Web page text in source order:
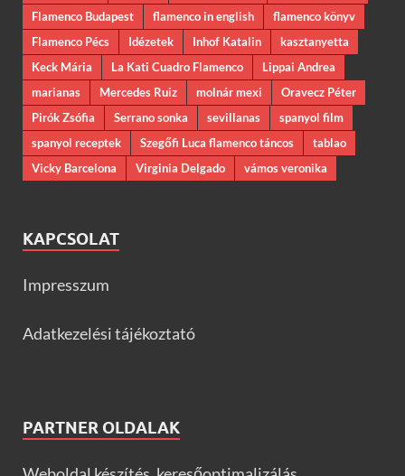
Flamenco Budapest
flamenco in english
flamenco könyv
Flamenco Pécs
Idézetek Inhof Katalin
kasztanyetta
Keck Mária
La Kati Cuadro Flamenco
Lippai Andrea
marianas
Mercedes Ruiz molnár mexi
Oravecz Péter
Pirók Zsófia
Serrano sonka sevillanas
spanyol film
spanyol receptek
Szegőfi Luca flamenco táncos
tablao
Vicky Barcelona
Virginia Delgado vámos veronika
KAPCSOLAT
Impresszum
Adatkezelési tájékoztató
PARTNER OLDALAK